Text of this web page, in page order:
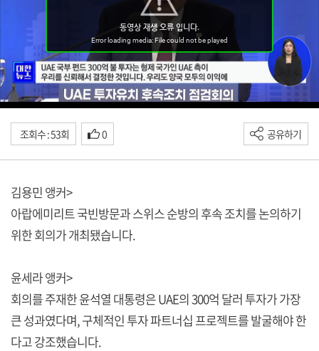
조회수 : 53회 0 공유하기
김용민 앵커>
아랍에미리트 국빈방문과 스위스 순방의 후속 조치를 논의하기
위한 회의가 개최됐습니다.
윤세라 앵커>
회의를 주재한 윤석열 대통령은 UAE의 300억 달러 투자가 가장
큰 성과였다며, 구체적인 투자 파트너십 프로젝트를 발굴해야 한
다고 강조했습니다.